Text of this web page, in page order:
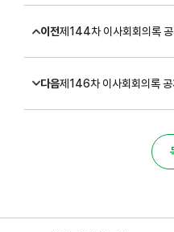
이전제144차 이사회회의록 공
다음제146차 이사회회의록 공